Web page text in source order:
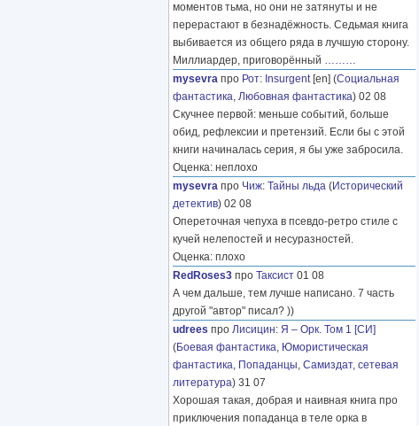
моментов тьма, но они не затянуты и не
перерастают в безнадёжность. Седьмая книга
выбивается из общего ряда в лучшую сторону.
Миллиардер, приговорённый ………
mysevra про Рот: Insurgent[en] (Социальная
фантастика, Любовная фантастика) 02 08
Скучнее первой: меньше событий, больше
обид, рефлексии и претензий. Если бы с этой
книги начиналась серия, я бы уже забросила.
Оценка: неплохо
mysevra про Чиж: Тайны льда (Исторический
детектив) 02 08
Опереточная чепуха в псевдо-ретро стиле с
кучей нелепостей и несуразностей.
Оценка: плохо
RedRoses3 про Таксист 01 08
А чем дальше, тем лучше написано. 7 часть
другой "автор" писал? ))
udrees про Лисицин: Я – Орк. Том 1 [СИ]
(Боевая фантастика, Юмористическая
фантастика, Попаданцы, Самиздат, сетевая
литература) 31 07
Хорошая такая, добрая и наивная книга про
приключения попаданца в теле орка в